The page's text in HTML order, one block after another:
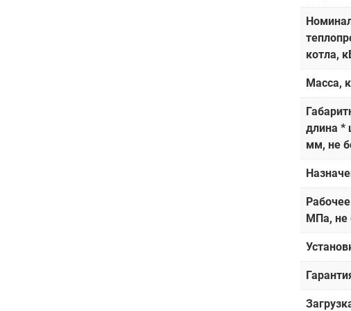
котла,
Масса,
длина *
мм, не
МПа, не